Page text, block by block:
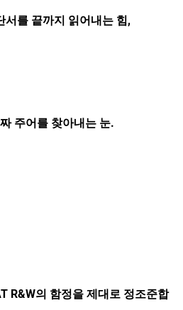
서를 끝까지 읽어내는 힘,
주어를 찾아내는 눈.
R&W의 함정을 제대로 정조준합